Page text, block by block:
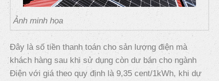
Ảnh minh họa
Đây là số tiền thanh toán cho sản lượng điện mà
khách hàng sau khi sử dụng còn dư bán cho ngành
Điện với giá theo quy định là 9,35 cent/1kWh, khi dự